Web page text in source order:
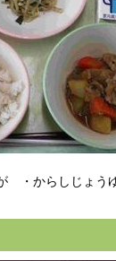
・からしじょう